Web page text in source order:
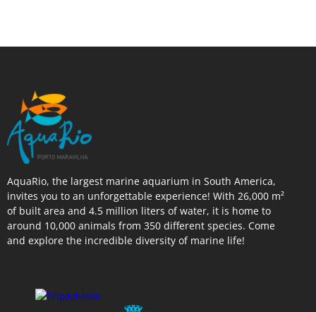
AquaRio, the largest marine aquarium in South America,
invites you to an unforgettable experience! With 26,000 m²
of built area and 4.5 million liters of water, it is home to
around 10,000 animals from 350 different species. Come
and explore the incredible diversity of marine life!